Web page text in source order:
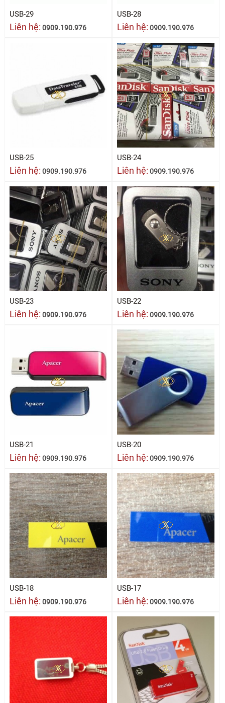
USB-29
Liên hệ: 0909.190.976
USB-28
Liên hệ: 0909.190.976
USB-25
Liên hệ: 0909.190.976
USB-24
Liên hệ: 0909.190.976
USB-23
Liên hệ: 0909.190.976
USB-22
Liên hệ: 0909.190.976
USB-21
Liên hệ: 0909.190.976
USB-20
Liên hệ: 0909.190.976
USB-18
Liên hệ: 0909.190.976
USB-17
Liên hệ: 0909.190.976